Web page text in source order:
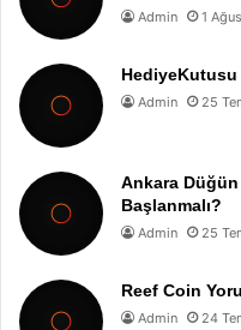
Admin 1
HediyeKutusu
Admin 25
Ankara Düğün
Başlanmalı?
Admin 25
Reef Coin
Admin 24